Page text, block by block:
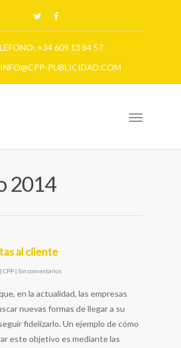
+34 609 13 84 57
PUBLICIDAD.COM
2014
al cliente
| CPP | Sin comentarios
en la actualidad, las empresas
nuevas formas de llegar a su
fidelizarlo. Un ejemplo de cómo
este objetivo es mediante las